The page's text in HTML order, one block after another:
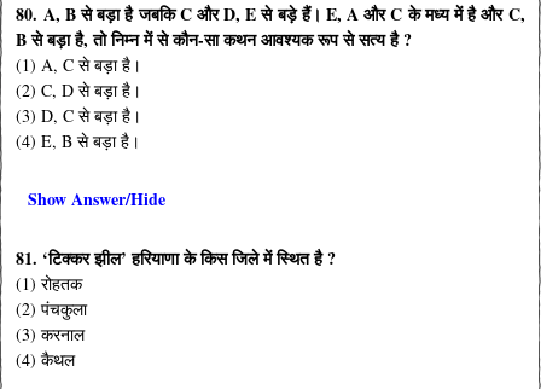
80. A, B से बड़ा है जबकि C और D, E से बड़े हैं। E, A और C के मध्य में है और C,
B से बड़ा है, तो निम्न में से कौन-सा कथन आवश्यक रूप से सत्य है ?
(1) A, C से बड़ा है।
(2) C, D से बड़ा है।
(3) D, C से बड़ा है।
(4) E, B से बड़ा है।
Show Answer/Hide
81. ‘टिक्कर झील’ हरियाणा के किस जिले में स्थित है ?
(1) रोहतक
(2) पंचकुला
(3) करनाल
(4) कैथल